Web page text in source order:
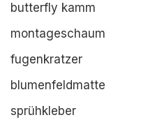
butterfly kamm
montageschaum
fugenkratzer
blumenfeldmatte
sprühkleber